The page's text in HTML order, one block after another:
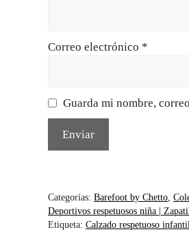
Correo electrónico *
Guarda mi nombre,
Categorías: Barefoot by Chetto
Deportivos respetuosos niña |
Etiqueta: Calzado respetuoso infantil